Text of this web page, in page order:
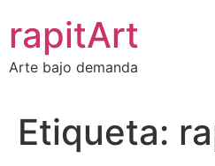
contenido
rapitArt
Arte bajo demanda
Etiqueta: